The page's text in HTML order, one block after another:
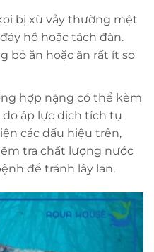
bị xù vảy thường mệt
hồ hoặc tách đàn.
bỏ ăn hoặc ăn rất ít so
hợp nặng có thể kèm
áp lực dịch tích tụ
các dấu hiệu trên,
tra chất lượng nước
để tránh lây lan.